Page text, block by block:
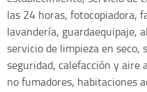
las 24 horas, fotocopiadora,
lavandería, guardaequipaje,
servicio de limpieza en seco,
seguridad, calefacción y aire
no fumadores, habitaciones